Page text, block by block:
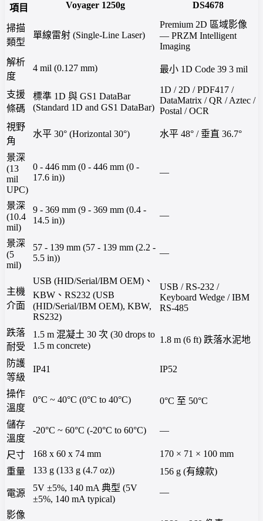
項目
Voyager 1250g
DS4678
掃描
類型
單線雷射 (Single-Line Laser)
Premium 2D 區域影像
— PRZM Intelligent
Imaging
解析
度
4 mil (0.127 mm) 最小 1D Code 39 3 mil
支援
條碼
標準 1D 與 GS1 DataBar
(Standard 1D and GS1 DataBar)
1D / 2D / PDF417 /
DataMatrix / QR / Aztec /
Postal / OCR
視野
角
水平 30° (Horizontal 30°) 水平 48° / 垂直 36.7°
景深
(13
mil
UPC)
0 - 446 mm (0 - 446 mm (0 -
17.6 in))
—
景深
(10.4
mil)
9 - 369 mm (9 - 369 mm (0.4 -
14.5 in))
—
景深
(5
mil)
57 - 139 mm (57 - 139 mm (2.2 -
5.5 in))
—
主機
介面
USB (HID/Serial/IBM OEM)、
KBW、RS232 (USB
(HID/Serial/IBM OEM), KBW,
RS232)
USB / RS-232 /
Keyboard Wedge / IBM
RS-485
跌落
耐受
1.5 m 混凝土 30 次 (30 drops to
1.5 m concrete)
1.8 m (6 ft) 跌落水泥地
防護
等級
IP41 IP52
操作
溫度
0°C ~ 40°C (0°C to 40°C) 0°C 至 50°C
儲存
溫度
-20°C ~ 60°C (-20°C to 60°C) —
尺寸 168 x 60 x 74 mm
170 × 71 × 100 mm
重量
133 g (133 g (4.7 oz)) 156 g (有線款)
電源
5V ±5%, 140 mA 典型 (5V
±5%, 140 mA typical)
—
影像